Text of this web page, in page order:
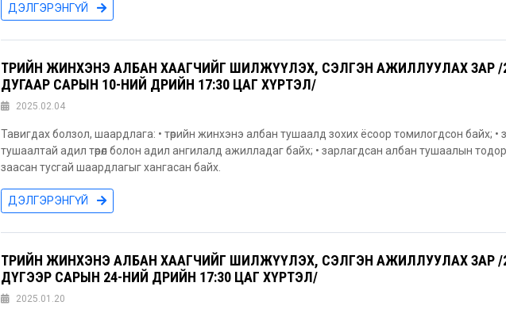
ДЭЛГЭРЭНГҮЙ
ТӨРИЙН ЖИНХЭНЭ АЛБАН ХААГЧИЙГ ШИЛЖҮҮЛЭХ, СЭЛГЭН АЖИЛЛУУЛАХ ЗАР /
ДУГААР САРЫН 10-НИЙ ӨДРИЙН 17:30 ЦАГ ХҮРТЭЛ/
2025.02.04
Тавигдах болзол, шаардлага: • төрийн жинхэнэ албан тушаалд зохих ёсоор томилогдсон байх; •
тушаалтай адил төрөл болон адил ангилалд ажилладаг байх; • зарлагдсан албан тушаалын
заасан тусгай шаардлагыг хангасан байх.
ДЭЛГЭРЭНГҮЙ
ТӨРИЙН ЖИНХЭНЭ АЛБАН ХААГЧИЙГ ШИЛЖҮҮЛЭХ, СЭЛГЭН АЖИЛЛУУЛАХ ЗАР /
ДҮГЭЭР САРЫН 24-НИЙ ӨДРИЙН 17:30 ЦАГ ХҮРТЭЛ/
2025.01.20